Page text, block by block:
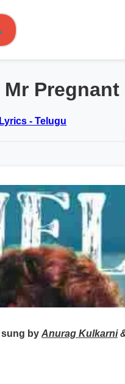
Lyrics - Telugu
sung by Anurag Kulkarni